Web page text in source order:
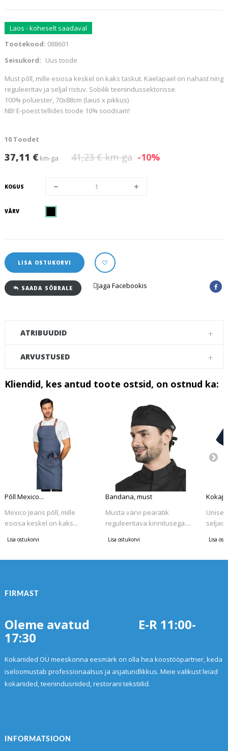
Laos - koheselt saadaval
Tootekood: 088601
Seisukord: Uus toode
Must põll, mille esiosa keskel on kaks taskut. Kaelapael on nahast ning
reguleeritav ja seljal ristuv. Sobilik teenindussektorisse.
100% polüester, 70x88cm (laius x pikkus)
NB! E-poest tellides toode 10% soodsam!
10 Toodet
37,11 € km-ga 41,23 €km-ga -10%
KOGUS
VÄRV
LISA OSTUKORVI
SAADA SÕBRALE Jaga Facebookis
ATRIBUUDID
ARVUSTUSED
Kliendid, kes antud toote ostsid, on ostnud ka:
Põll Mexico...
Mexico Jeans põll, mille
esiosa keskel on kaks...
Lisa ostukorvi
Bandana, must
Musta värvi pearätik
reguleeritava kinnitusega....
Lisa ostukorvi Lisa
FIRMAST
Oleme avatud E-R 11:00-
17:30
Kokariided OÜ meeskonna eesmärk on olla hea koostööpartner, keda
iseloomustab professionaalsus ja asjatundlikkus. Meie valikust leiad
kokariided, teenindusriided, restorani tekstiilid.
INFORMATSIOON